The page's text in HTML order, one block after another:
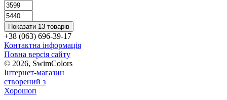
Показати 13 товарів
+38 (063) 696-39-17
Контактна інформація
Повна версія сайту
© 2026, SwimColors
Інтернет-магазин
створений з
Хорошоп